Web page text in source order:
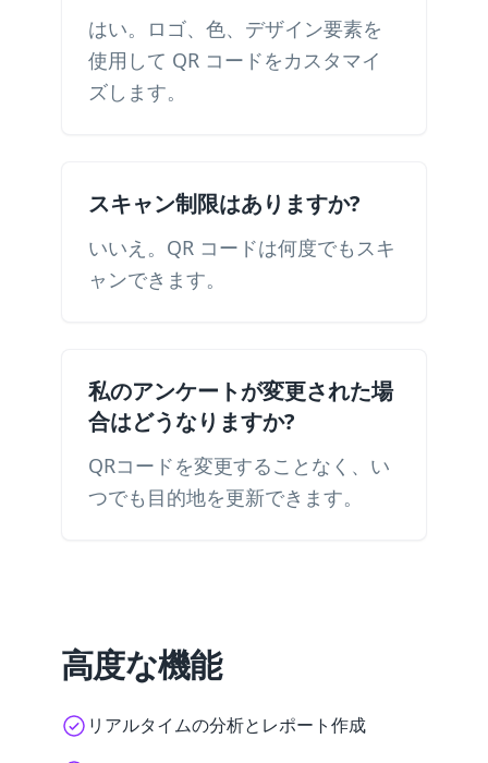
はい。ロゴ、色、デザイン要素を
使用して QR コードをカスタマイ
ズします。
スキャン制限はありますか?
いいえ。QR コードは何度でもスキ
ャンできます。
私のアンケートが変更された場
合はどうなりますか?
QRコードを変更することなく、い
つでも目的地を更新できます。
高度な機能
リアルタイムの分析とレポート作成